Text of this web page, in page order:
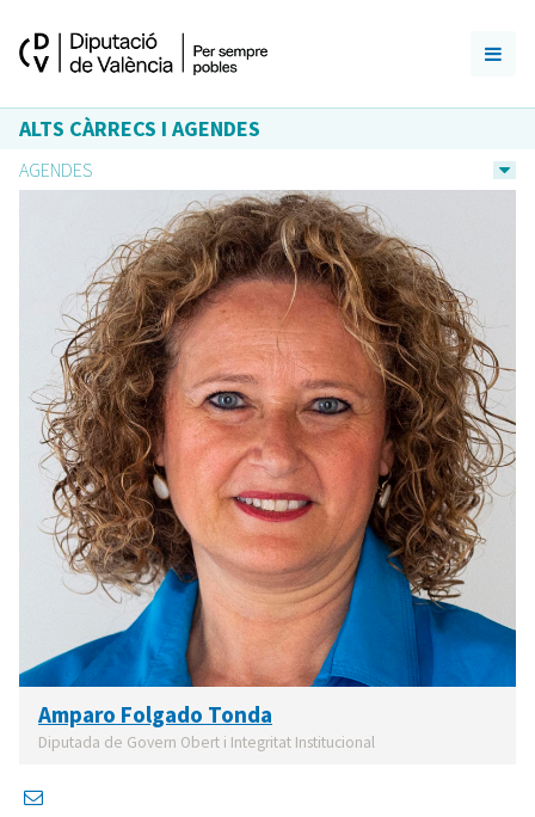
ALTS CÀRRECS I AGENDES
AGENDES
Amparo Folgado Tonda
Diputada de Govern Obert i Integritat Institucional